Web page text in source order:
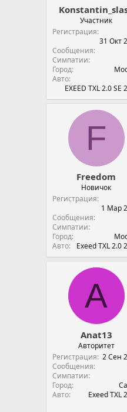
Участник
Регистрация
31 Окт
Сообщения
Симпатии
Город
Авто
EXEED TXL 2.0 SE
F
Freedom
Новичок
Регистрация
1 Мар
Сообщения
Симпатии
Город
Авто
Exeed TXL 2.0
A
Anat13
Авторитет
Регистрация 2 Сен
Сообщения
Симпатии
Город
Авто
Exeed TXL